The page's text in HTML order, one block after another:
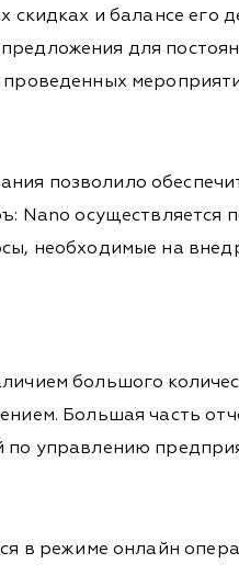
и балансе его
для
позволило
Nano
необходимые на
большого
Большая часть
по управлению
в режиме онлайн